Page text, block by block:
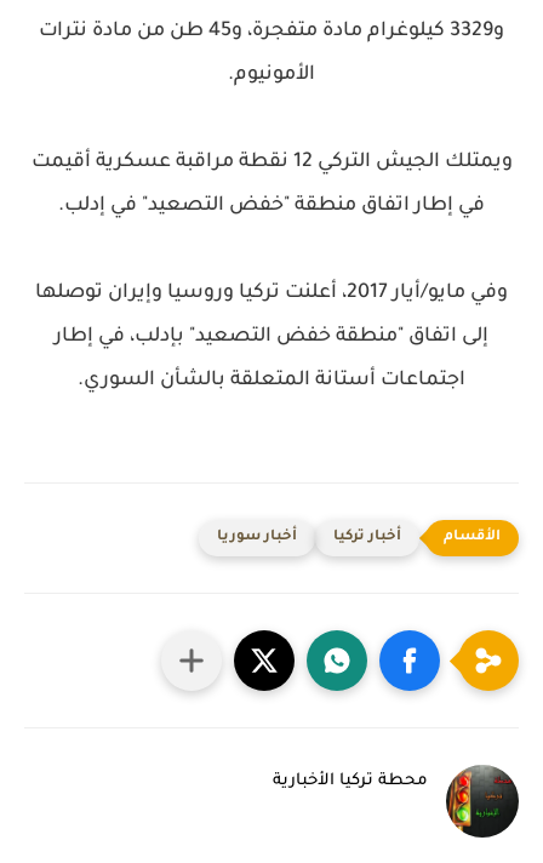
و3329 كيلوغرام مادة متفجرة، و45 طن من مادة نترات
الأمونيوم.
ويمتلك الجيش التركي 12 نقطة مراقبة عسكرية أقيمت
في إطار اتفاق منطقة "خفض التصعيد" في إدلب.
وفي مايو/أيار 2017، أعلنت تركيا وروسيا وإيران توصلها
إلى اتفاق "منطقة خفض التصعيد" بإدلب، في إطار
اجتماعات أستانة المتعلقة بالشأن السوري.
أخبار تركيا أخبار سوريا
محطة تركيا الأخبارية